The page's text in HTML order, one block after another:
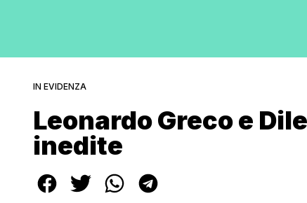
IN EVIDENZA
Leonardo Greco e
inedite